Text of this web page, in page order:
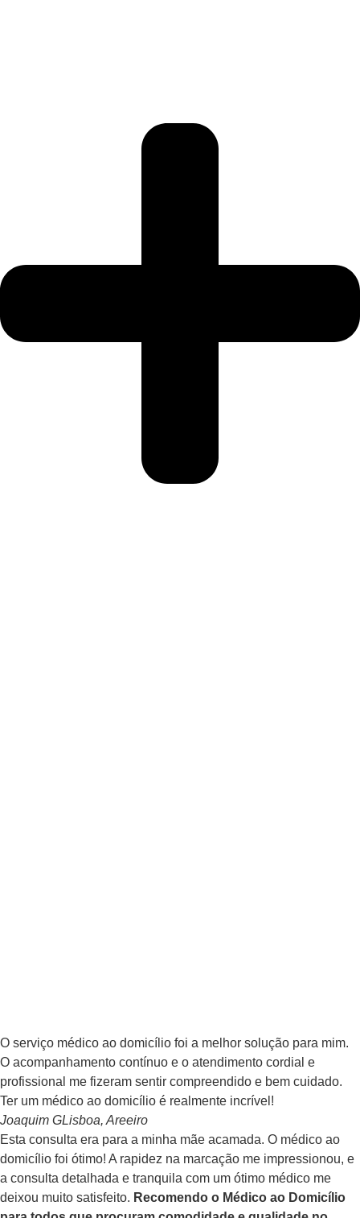
O serviço médico ao domicílio foi a melhor solução para mim.
O acompanhamento contínuo e o atendimento cordial e
profissional me fizeram sentir compreendido e bem cuidado.
Ter um médico ao domicílio é realmente incrível!
Joaquim GLisboa, Areeiro
Esta consulta era para a minha mãe acamada. O médico ao
domicílio foi ótimo! A rapidez na marcação me impressionou, e
a consulta detalhada e tranquila com um ótimo médico me
deixou muito satisfeito. Recomendo o Médico ao Domicílio